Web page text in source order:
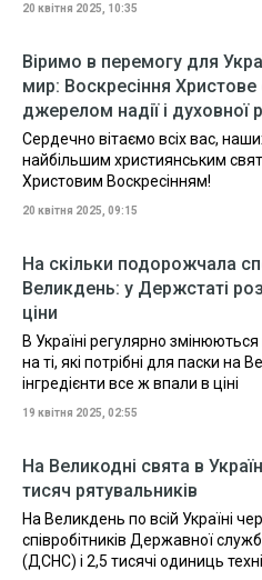
20 квітня 2025, 10:35
Віримо в перемогу для
мир: Воскресіння
джерелом надії і духовної
Сердечно вітаємо всіх вас,
найбільшим християнським
Христовим Воскресінням!
20 квітня 2025, 09:15
На скільки подорожчала
Великдень: у Держстаті
ціни
В Україні регулярно
на ті, які потрібні для паски на
інгредієнти все ж впали в ціні
19 квітня 2025, 02:55
На Великодні свята в
тисяч рятувальників
На Великдень по всій Україні
співробітників Державної
(ДСНС) і 2,5 тисячі одиниць